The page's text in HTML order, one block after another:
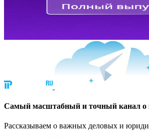
Cамый масштабный и точный канал о
Рассказываем о важных деловых и